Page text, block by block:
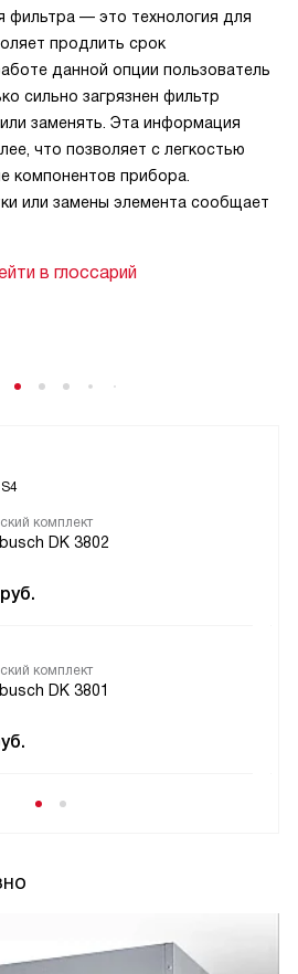
фильтра — это технология для
продлить срок
данной опции пользователь
сильно загрязнен фильтр
заменять. Эта информация
что позволяет с легкостью
компонентов прибора.
или замены элемента сообщает
в глоссарий
комплект
DK 3802
руб.
комплект
DK 3801